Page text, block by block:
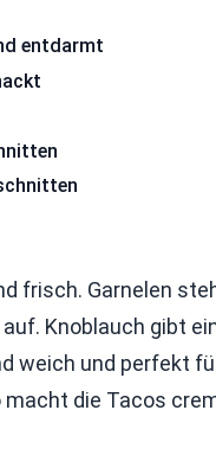
entdarmt
frisch. Garnelen
Knoblauch gibt
weich und perfekt
die Tacos